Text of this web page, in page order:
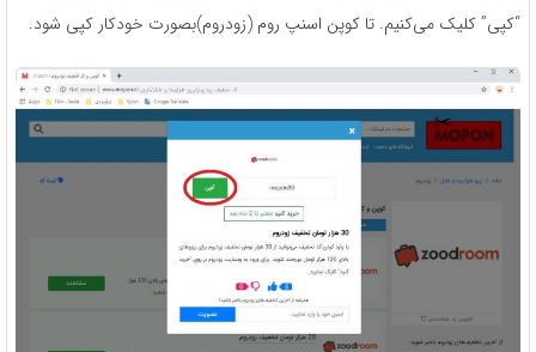
“کپی” کلیک می‌کنیم. تا کوپن اسنپ روم (زودروم)بصورت خودکار کپی شود.